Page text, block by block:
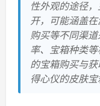
性外观的途径
开，可能涵盖
购买等不同渠
率、宝箱种类
的宝箱购买与
得心仪的皮肤宝